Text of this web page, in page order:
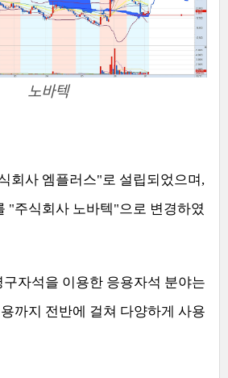
노바텍
회사 엠플러스"로 설립되었으며 ,
"주식회사 노바텍"으로 변경하였
자석을 이용한 응용자석 분야는
까지 전반에 걸쳐 다양하게 사용